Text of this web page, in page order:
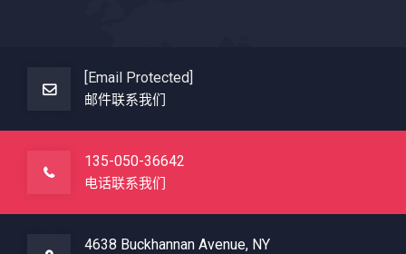
[email Protected]
邮件联系我们
135-050-36642
电话联系我们
4638 Buckhannan Avenue, NY